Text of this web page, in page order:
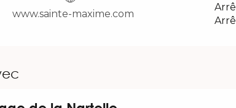
www.sainte-maxime.com